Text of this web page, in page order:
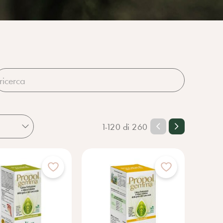
1-120 di 260